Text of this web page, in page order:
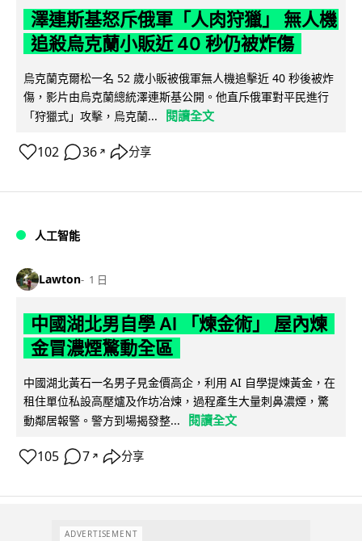
澤連斯基怒斥俄軍「人肉狩獵」 無人機
追殺烏克蘭小販近 40 秒仍被炸傷
烏克蘭克爾松一名 52 歲小販被俄軍無人機追擊近 40 秒後被炸
傷，影片由烏克蘭總統澤連斯基公開。他直斥俄軍對平民進行
「狩獵式」攻擊，烏克蘭...
閱讀全文
102 36 ↗ 分享
人工智能
Lawton 1 日
中國湖北男自學 AI 「煉金術」 屋內煉
金冒濃煙驚動全區
中國湖北黃石一名男子見金價高企，利用 AI 自學提煉黃金，在
租住單位私設高壓爐及作坊冶煉，過程產生大量刺鼻濃煙，驚
動鄰居報警。警方到場揭發整...
閱讀全文
105 7 ↗ 分享
ADVERTISEMENT